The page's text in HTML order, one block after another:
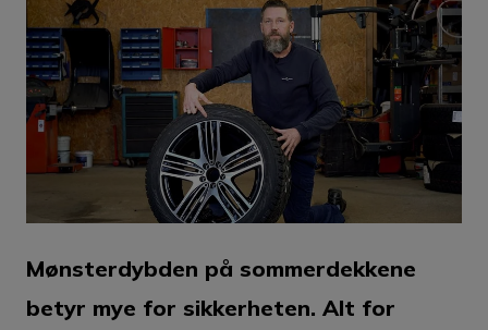
Mønsterdybden på sommerdekkene
betyr mye for sikkerheten. Alt for